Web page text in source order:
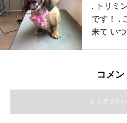
. トリミ
です！ .
来て い
コメン
0 トラック